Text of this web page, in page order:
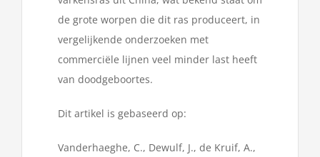
de grote worpen die dit ras produceert, in
vergelijkende onderzoeken met
commerciële lijnen veel minder last heeft
van doodgeboortes.
Dit artikel is gebaseerd op:
Vanderhaeghe, C., Dewulf, J., de Kruif, A.,